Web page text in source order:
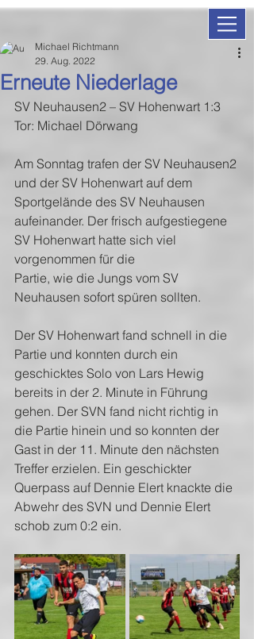
Erneute Niederlage
Michael Richtmann
29. Aug. 2022
SV Neuhausen2 – SV Hohenwart 1:3
Tor: Michael Dörwang
Am Sonntag trafen der SV Neuhausen2
und der SV Hohenwart auf dem
Sportgelände des SV Neuhausen
aufeinander. Der frisch aufgestiegene
SV Hohenwart hatte sich viel
vorgenommen für die
Partie, wie die Jungs vom SV
Neuhausen sofort spüren sollten.
Der SV Hohenwart fand schnell in die
Partie und konnten durch ein
geschicktes Solo von Lars Hewig
bereits in der 2. Minute in Führung
gehen. Der SVN fand nicht richtig in
die Partie hinein und so konnten der
Gast in der 11. Minute den nächsten
Treffer erzielen. Ein geschickter
Querpass auf Dennie Elert knackte die
Abwehr des SVN und Dennie Elert
schob zum 0:2 ein.